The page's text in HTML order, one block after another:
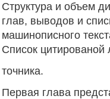
Структура и объем
глав, выводов и
машинописного
Список цитированой
точника.
Первая глава